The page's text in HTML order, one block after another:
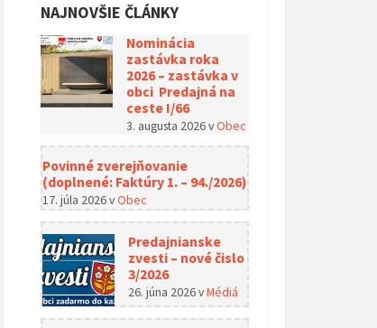
NAJNOVŠIE ČLÁNKY
Nominácia
zastávka roka
2026 – zastávka v
obci Predajná na
ceste I/66
3. augusta 2026vObec
Povinné zverejňovanie
(doplnené: Faktúry 1. – 94./2026)
17. júla 2026vObec
Predajnianske
zvesti – nové čislo
3/2026
26. júna 2026vMédiá